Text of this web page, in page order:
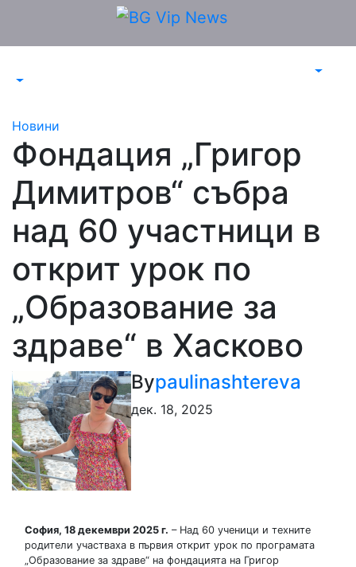
content
Новини
Фондация „Григор
Димитров“ събра
над 60 участници в
открит урок по
„Образование за
здраве“ в Хасково
Bypaulinashtereva
дек. 18, 2025
София, 18 декември 2025 г. – Над 60 ученици и техните
родители участваха в първия открит урок по програмата
„Образование за здраве“ на фондацията на Григор